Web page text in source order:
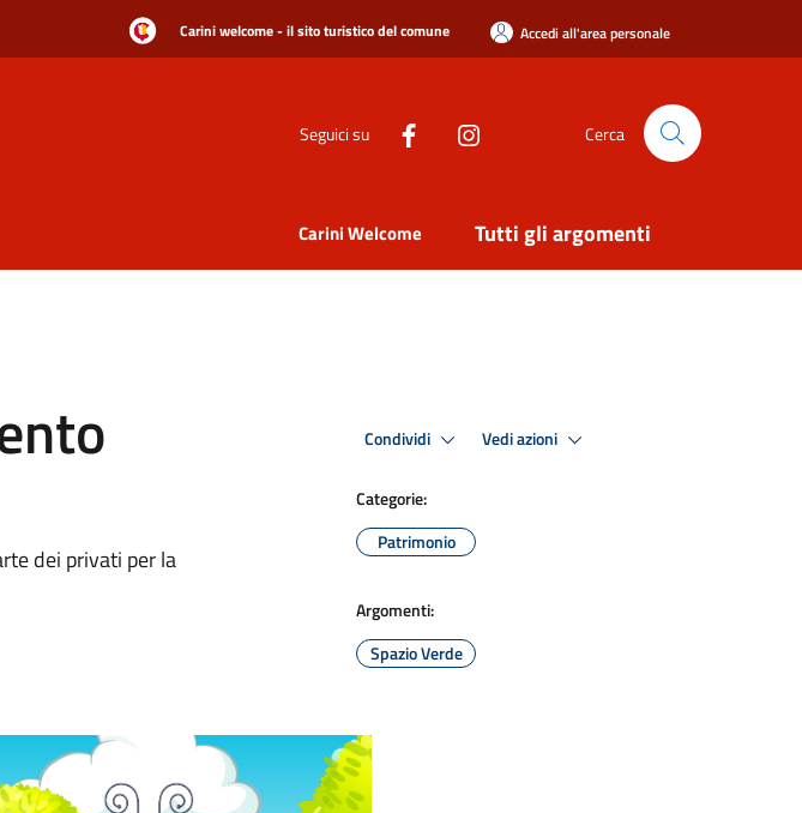
Carini welcome - il sito turistico del comune Accedi all'area personale
Seguici su Cerca
Carini Welcome Tutti gli argomenti
dei privati per la
Condividi Vedi azioni
Categorie:
Patrimonio
Argomenti:
Spazio Verde